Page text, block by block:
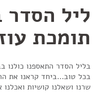
ליל הסדר
תומכת עוז
בליל הסדר התאספנו כולנו
בכל טוב…ביחד קראנו את
שרנו ושאלנו קושיות